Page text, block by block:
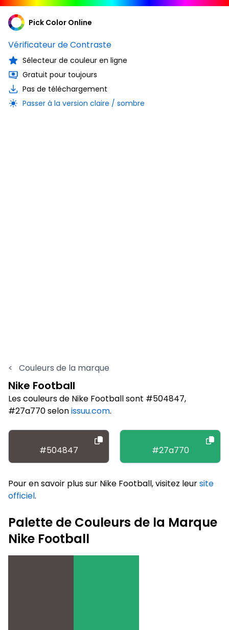
Pick Color Online
Vérificateur de Contraste
Sélecteur de couleur en ligne
Gratuit pour toujours
Pas de téléchargement
Passer à la version claire / sombre
< Couleurs de la marque
Nike Football
Les couleurs de Nike Football sont #504847,
#27a770 selonissuu.com.
#504847 #27a770
Pour en savoir plus sur Nike Football, visitez leursite
officiel.
Palette de Couleurs de la Marque
Nike Football